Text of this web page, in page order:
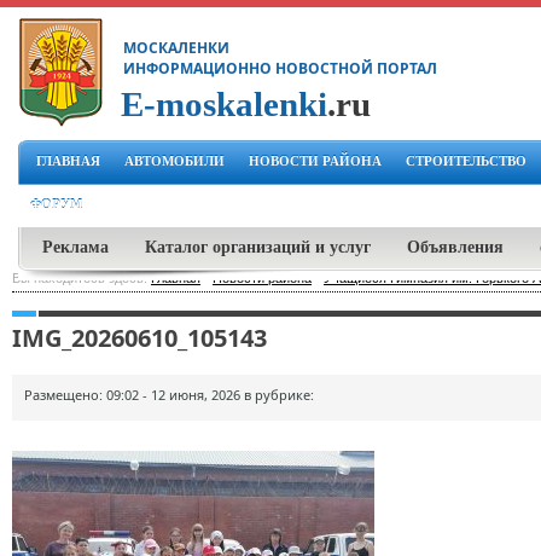
МОСКАЛЕНКИ
ИНФОРМАЦИОННО НОВОСТНОЙ ПОРТАЛ
E-moskalenki.ru
ГЛАВНАЯ АВТОМОБИЛИ НОВОСТИ РАЙОНА СТРОИТЕЛЬСТВО
ФОРУМ
Реклама Каталог организаций и услуг Объявления
Вы находитесь здесь:Главная-Новости района Учащиеся Гимназия им.
IMG_20260610_105143
Размещено: 09:02 - 12 июня, 2026 в рубрике: